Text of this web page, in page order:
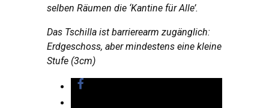
selben Räumen die ‘Kantine für Alle’.
Das Tschilla ist barrierearm zugänglich:
Erdgeschoss, aber mindestens eine kleine
Stufe (3cm)